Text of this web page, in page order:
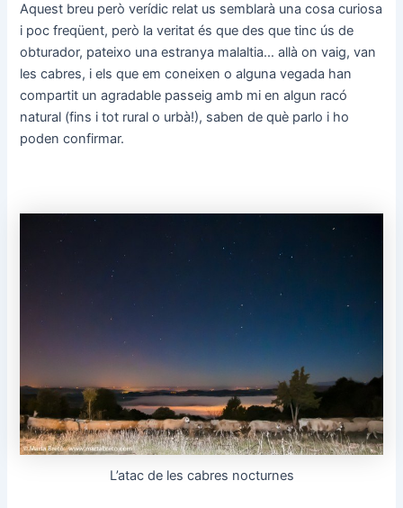
Aquest breu però verídic relat us semblarà una cosa curiosa
i poc freqüent, però la veritat és que des que tinc ús de
obturador, pateixo una estranya malaltia… allà on vaig, van
les cabres, i els que em coneixen o alguna vegada han
compartit un agradable passeig amb mi en algun racó
natural (fins i tot rural o urbà!), saben de què parlo i ho
poden confirmar.
L’atac de les cabres nocturnes